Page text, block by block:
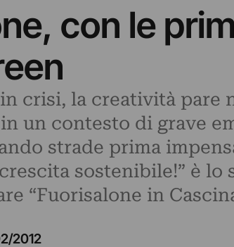
con le
in crisi, la creatività
un contesto di grave
strade prima
sostenibile!” è
“Fuorisalone in
2012